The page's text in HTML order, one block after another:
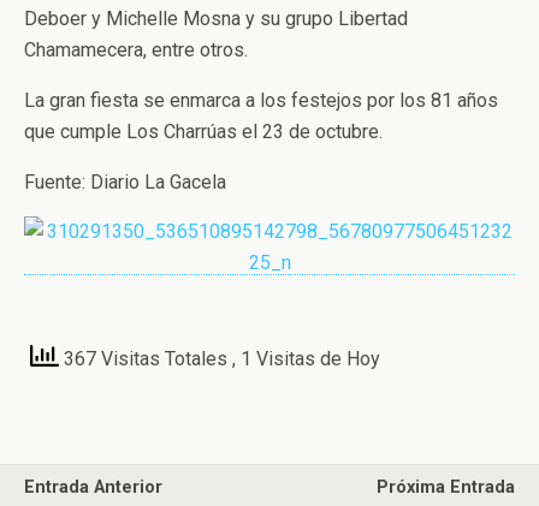
Deboer y Michelle Mosna y su grupo Libertad
Chamamecera, entre otros.
La gran fiesta se enmarca a los festejos por los 81 años
que cumple Los Charrúas el 23 de octubre.
Fuente: Diario La Gacela
367 Visitas Totales , 1 Visitas de Hoy
Entrada Anterior
Próxima Entrada